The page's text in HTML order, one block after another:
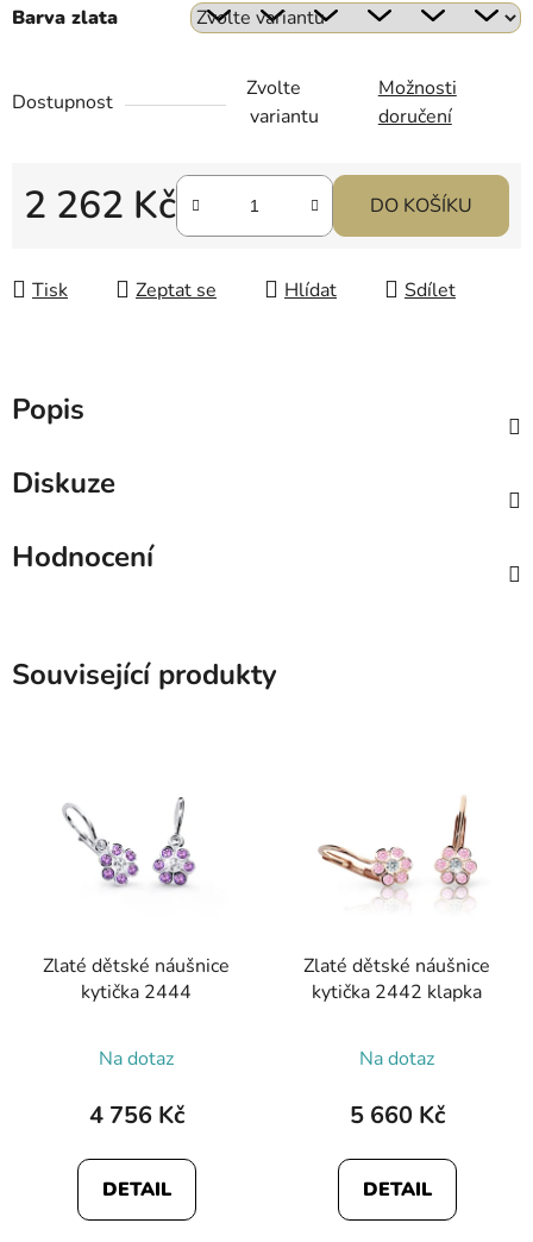
Barva zlata
Dostupnost
Zvolte
variantu
Možnosti
doručení
2 262 Kč DO KOŠÍKU
Tisk Zeptat se Hlídat Sdílet
Popis
Diskuze
Hodnocení
Související produkty
Zlaté dětské náušnice
kytička 2444
Na dotaz
4 756 Kč
DETAIL
Zlaté dětské náušnice
kytička 2442 klapka
Na dotaz
5 660 Kč
DETAIL